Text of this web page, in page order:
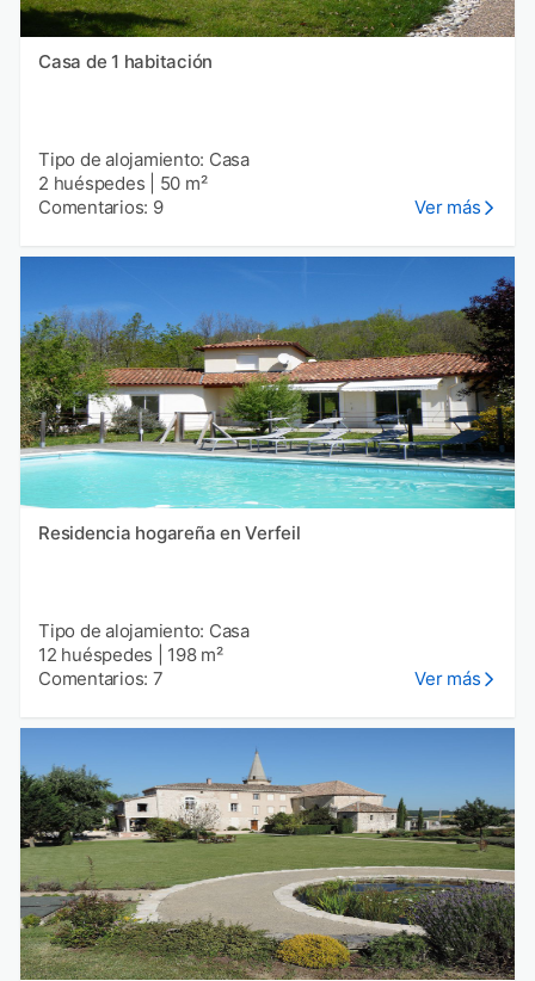
Casa de 1 habitación
Tipo de alojamiento: Casa
2 huéspedes
50 m²
Comentarios: 9
Ver más
Residencia hogareña en Verfeil
Tipo de alojamiento: Casa
12 huéspedes
198 m²
Comentarios: 7
Ver más